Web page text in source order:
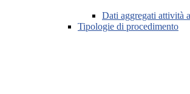
Dati aggregati attività
Tipologie di procedimento